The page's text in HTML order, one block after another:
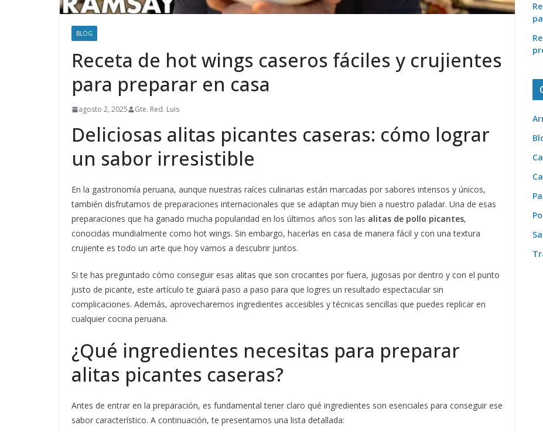
BLOG
Receta de hot wings caseros fáciles y crujientes
para preparar en casa
agosto 2, 2025 Gte. Red. Luis
Deliciosas alitas picantes caseras: cómo lograr
un sabor irresistible
En la gastronomía peruana, aunque nuestras raíces culinarias están marcadas por sabores intensos y únicos,
también disfrutamos de preparaciones internacionales que se adaptan muy bien a nuestro paladar. Una de esas
preparaciones que ha ganado mucha popularidad en los últimos años son las alitas de pollo picantes,
conocidas mundialmente como hot wings. Sin embargo, hacerlas en casa de manera fácil y con una textura
crujiente es todo un arte que hoy vamos a descubrir juntos.
Si te has preguntado cómo conseguir esas alitas que son crocantes por fuera, jugosas por dentro y con el punto
justo de picante, este artículo te guiará paso a paso para que logres un resultado espectacular sin
complicaciones. Además, aprovecharemos ingredientes accesibles y técnicas sencillas que puedes replicar en
cualquier cocina peruana.
¿Qué ingredientes necesitas para preparar
alitas picantes caseras?
Antes de entrar en la preparación, es fundamental tener claro qué ingredientes son esenciales para conseguir ese
sabor característico. A continuación, te presentamos una lista detallada: